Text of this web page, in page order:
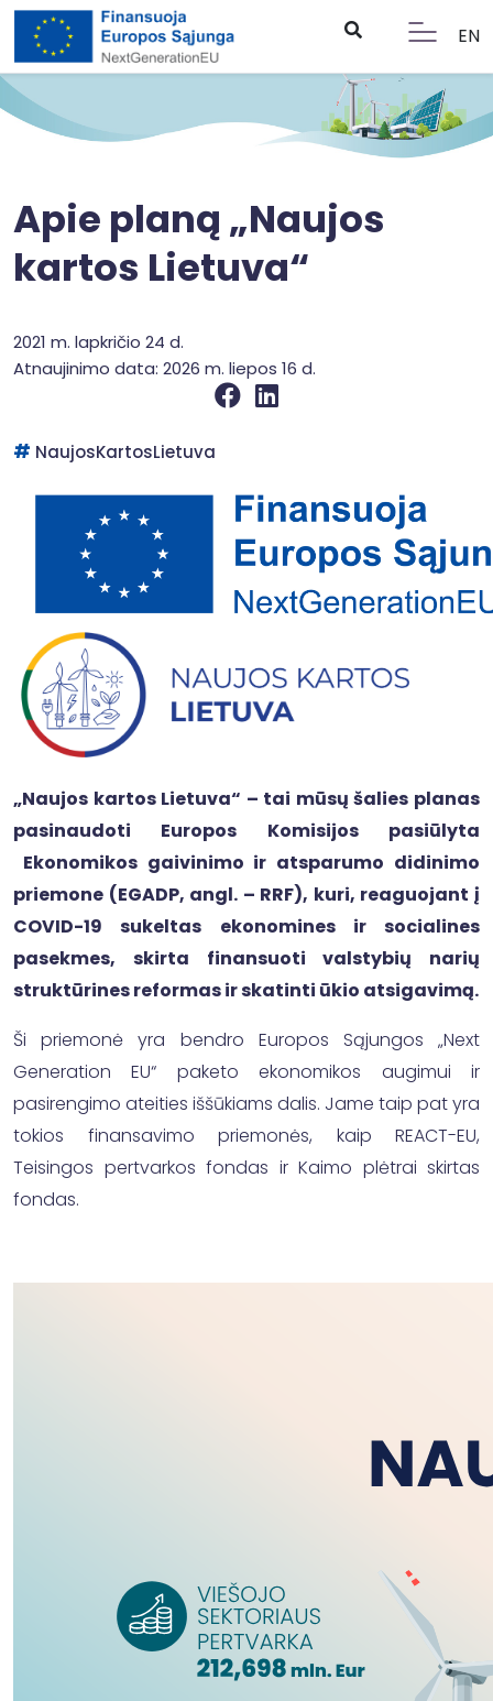
EN
Apie planą „Naujos
kartos Lietuva“
2021 m. lapkričio 24 d.
Atnaujinimo data: 2026 m. liepos 16 d.
NaujosKartosLietuva
„Naujos kartos Lietuva“ – tai mūsų šalies planas
pasinaudoti Europos Komisijos pasiūlyta
Ekonomikos gaivinimo ir atsparumo didinimo
priemone (EGADP, angl. – RRF), kuri, reaguojant į
COVID-19 sukeltas ekonomines ir socialines
pasekmes, skirta finansuoti valstybių narių
struktūrines reformas ir skatinti ūkio atsigavimą.
Ši priemonė yra bendro Europos Sąjungos „Next
Generation EU“ paketo ekonomikos augimui ir
pasirengimo ateities iššūkiams dalis. Jame taip pat yra
tokios finansavimo priemonės, kaip REACT-EU,
Teisingos pertvarkos fondas ir Kaimo plėtrai skirtas
fondas.